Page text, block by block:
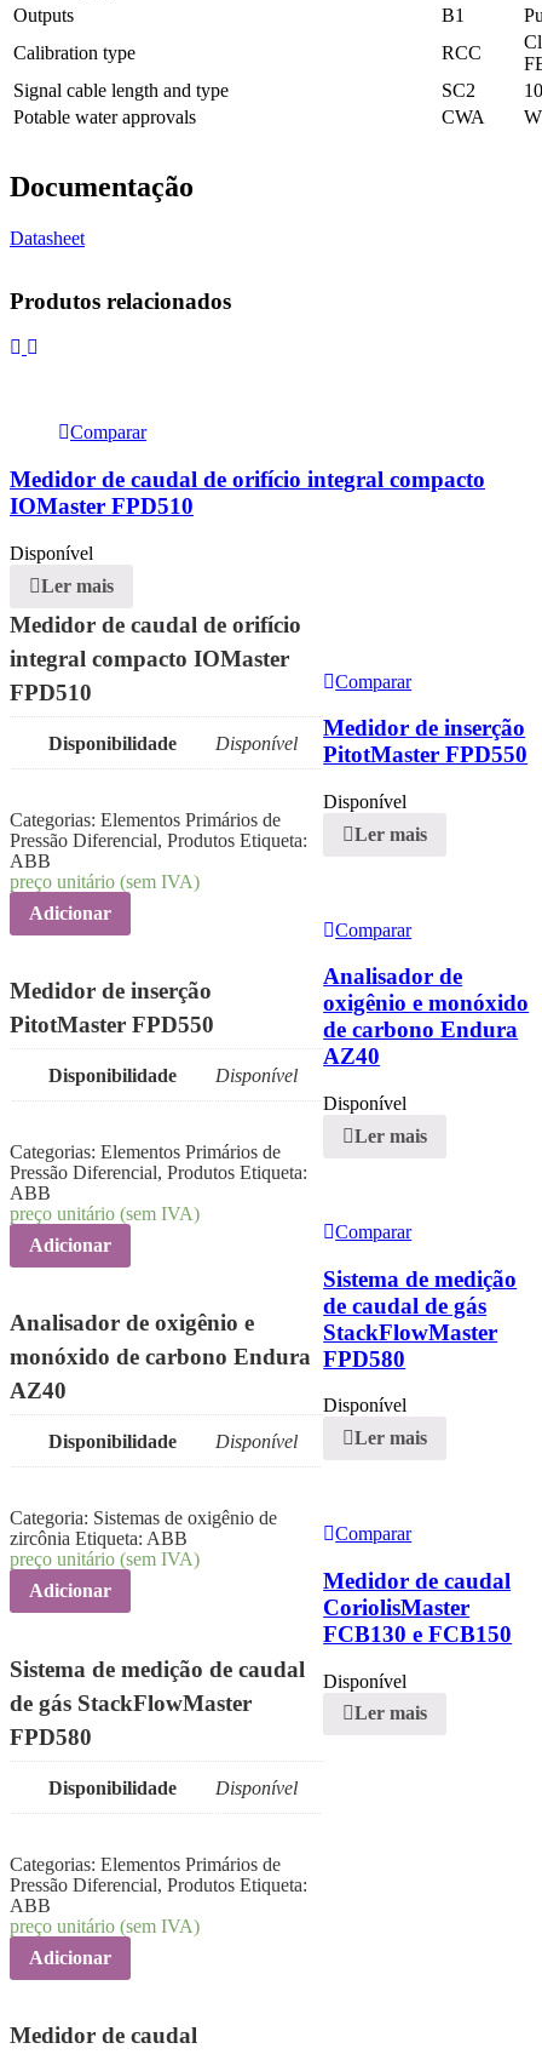
Outputs
B1
Calibration type
RCC
Signal cable length and type
SC2
Potable water approvals
CWA
Documentação
Datasheet
Produtos relacionados
Comparar
Medidor de caudal de orifício integral compacto
IOMaster FPD510
Disponível
Ler mais
Medidor de caudal de orifício
integral compacto IOMaster
FPD510
Disponibilidade Disponível
Categorias: Elementos Primários de
Pressão Diferencial, Produtos Etiqueta:
ABB
preço unitário (sem IVA)
Adicionar
Comparar
Medidor de inserção
PitotMaster FPD550
Disponível
Ler mais
Medidor de inserção
PitotMaster FPD550
Disponibilidade Disponível
Categorias: Elementos Primários de
Pressão Diferencial, Produtos Etiqueta:
ABB
preço unitário (sem IVA)
Adicionar
Comparar
Analisador de
oxigênio e monóxido
de carbono Endura
AZ40
Disponível
Ler mais
Analisador de oxigênio e
monóxido de carbono Endura
AZ40
Disponibilidade Disponível
Categoria: Sistemas de oxigênio de
zircônia Etiqueta: ABB
preço unitário (sem IVA)
Adicionar
Comparar
Sistema de medição
de caudal de gás
StackFlowMaster
FPD580
Disponível
Ler mais
Sistema de medição de caudal
de gás StackFlowMaster
FPD580
Disponibilidade Disponível
Categorias: Elementos Primários de
Pressão Diferencial, Produtos Etiqueta:
ABB
preço unitário (sem IVA)
Adicionar
Comparar
Medidor de caudal
CoriolisMaster
FCB130 e FCB150
Disponível
Ler mais
Medidor de caudal